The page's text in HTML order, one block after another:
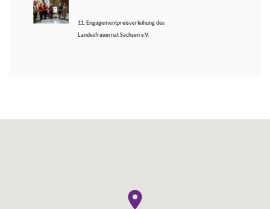
11. Engagementpreisverleihung des
Landesfrauernat Sachsen e.V.